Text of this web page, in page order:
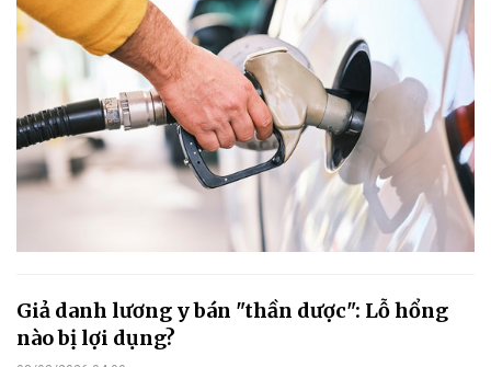
Giả danh lương y bán "thần dược": Lỗ hổng
nào bị lợi dụng?